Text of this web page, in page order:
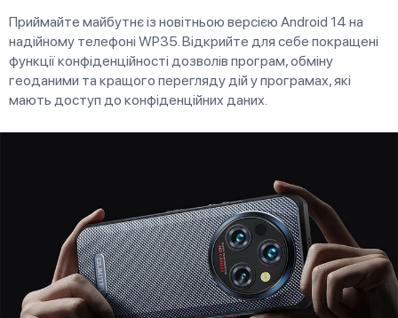
Приймайте майбутнє із новітньою версією Android 14 на
надійному телефоні WP35. Відкрийте для себе покращені
функції конфіденційності дозволів програм, обміну
геоданими та кращого перегляду дій у програмах, які
мають доступ до конфіденційних даних.